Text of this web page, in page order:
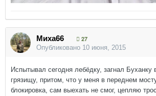
Миха66
27
Опубликовано 10 июня, 2015
Испытывал сегодня лебёдку, загнал
грязищу, притом, что у меня в переднем
блокировка, сам выехать не смог, цепляю